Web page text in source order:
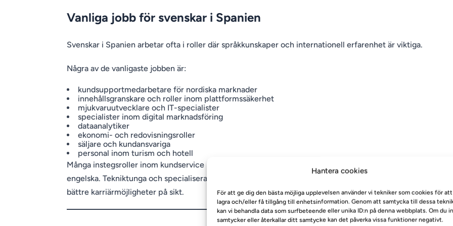
Hantera cookies
För att ge dig den bästa möjliga upplevelsen använder vi tekniker som cookies för att
lagra och/eller få tillgång till enhetsinformation. Genom att samtycka till dessa
kan vi behandla data som surfbeteende eller unika ID:n på denna webbplats. Om du
samtycker eller återkallar ditt samtycke kan det påverka vissa funktioner negativt.
Vanliga jobb för svenskar i Spanien
Svenskar i Spanien arbetar ofta i roller där språkkunskaper och internationell erfarenhet är viktiga.
Några av de vanligaste jobben är:
kundsupportmedarbetare för nordiska marknader
innehållsgranskare och roller inom plattformssäkerhet
mjukvaruutvecklare och IT-specialister
specialister inom digital marknadsföring
dataanalytiker
ekonomi- och redovisningsroller
säljare och kundansvariga
personal inom turism och hotell
Många instegsroller inom kundservice kräver ingen lång erfarenhet, särskilt om du talar svenska och
engelska. Tekniktunga och specialiserade roller kräver mer erfarenhet men erbjuder högre löner och
bättre karriärmöjligheter på sikt.